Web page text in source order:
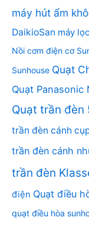
máy hút ẩm
DaikioSan máy
Nồi cơm điện cơ
Sunhouse Quạt
Quạt Panasonic
Quạt trần đèn
trần đèn cánh
trần đèn cánh
trần đèn
điện Quạt điều
quạt điều hòa